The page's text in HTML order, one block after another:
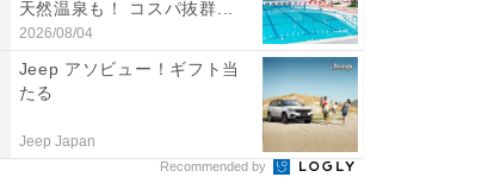
天然温泉も！ コスパ抜群...
2026/08/04
Jeep アソビュー！ギフト当
たる
Jeep Japan
Recommended by